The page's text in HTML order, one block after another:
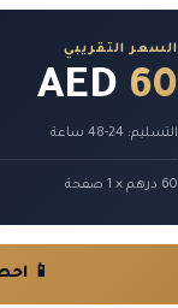
السعر التقريبي
AED 60
التسليم: 24-48 ساعة
60 درهم × 1 صفحة
📱